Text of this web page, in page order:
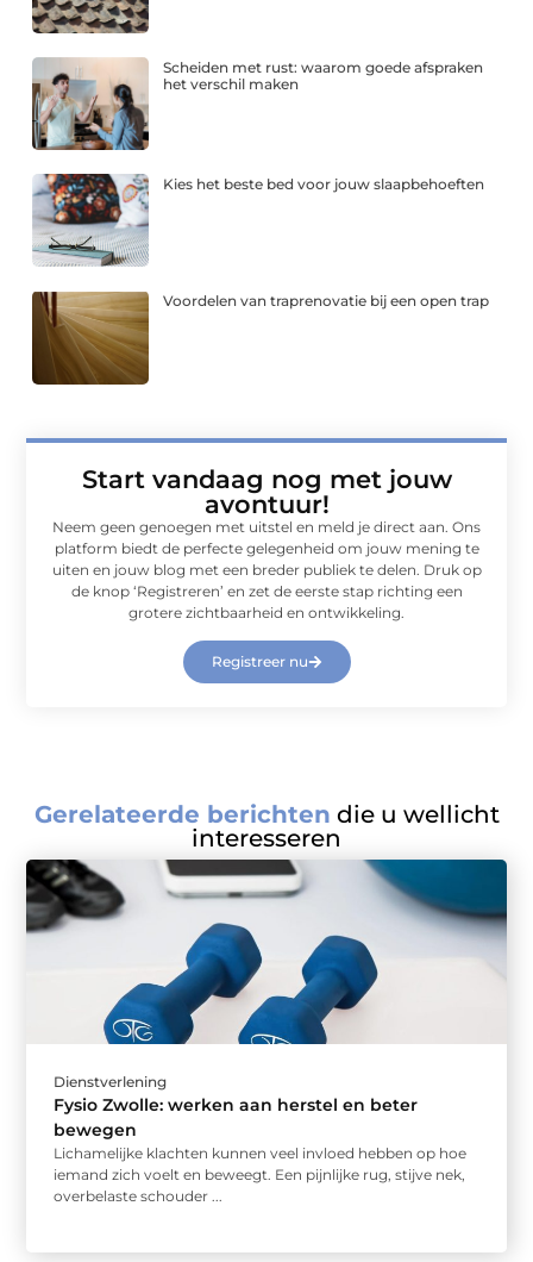
Scheiden met rust: waarom goede afspraken
het verschil maken
Kies het beste bed voor jouw slaapbehoeften
Voordelen van traprenovatie bij een open trap
Start vandaag nog met jouw
avontuur!
Neem geen genoegen met uitstel en meld je direct aan. Ons
platform biedt de perfecte gelegenheid om jouw mening te
uiten en jouw blog met een breder publiek te delen. Druk op
de knop ‘Registreren’ en zet de eerste stap richting een
grotere zichtbaarheid en ontwikkeling.
Registreer nu
Gerelateerde berichten die u wellicht
interesseren
Dienstverlening
Fysio Zwolle: werken aan herstel en beter
bewegen
Lichamelijke klachten kunnen veel invloed hebben op hoe
iemand zich voelt en beweegt. Een pijnlijke rug, stijve nek,
overbelaste schouder ...